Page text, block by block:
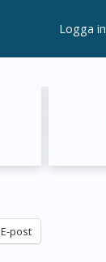
Logga in
E-post